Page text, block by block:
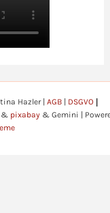
Hazler | AGB DSGVO
& pixabay & Gemini |